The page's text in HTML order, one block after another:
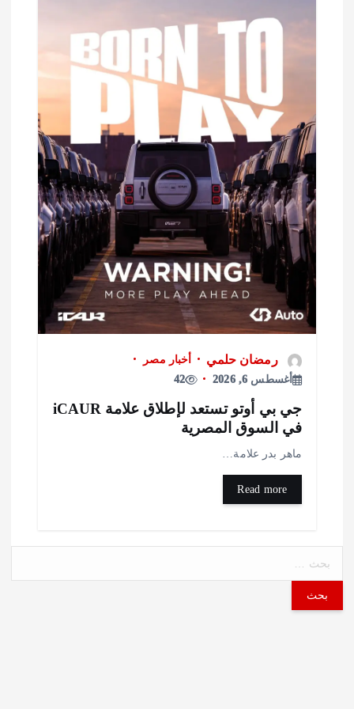
رمضان حلمي
أخبار مصر
أغسطس 6, 2026
42
جي بي أوتو تستعد لإطلاق علامة iCAUR
السوق المصرية
بدر علامة…